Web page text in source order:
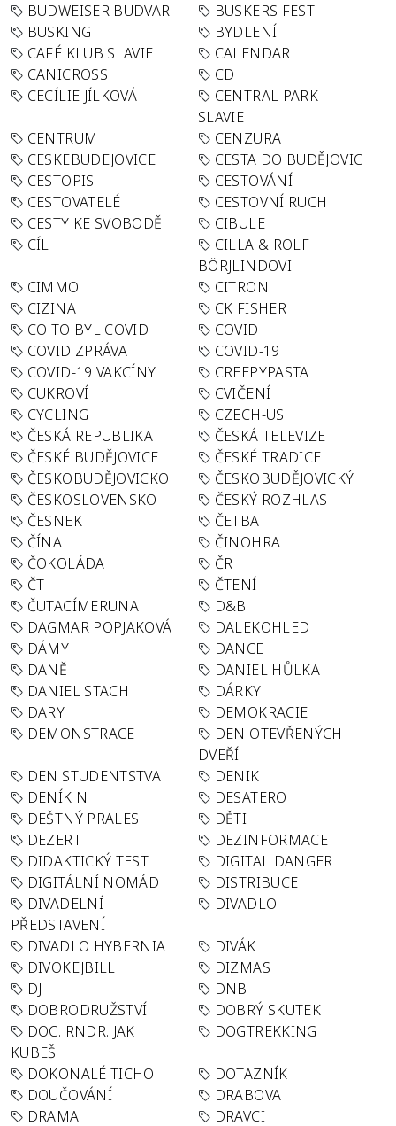
BUDWEISER BUDVAR
BUSKERS FEST
BUSKING
BYDLENÍ
CAFÉ KLUB SLAVIE
CALENDAR
CANICROSS
CD
CECÍLIE JÍLKOVÁ
CENTRAL PARK
SLAVIE
CENTRUM
CENZURA
CESKEBUDEJOVICE
CESTA DO BUDĚJOVIC
CESTOPIS
CESTOVÁNÍ
CESTOVATELÉ
CESTOVNÍ RUCH
CESTY KE SVOBODĚ
CIBULE
CÍL
CILLA & ROLF
BÖRJLINDOVI
CIMMO
CITRON
CIZINA
CK FISHER
CO TO BYL COVID
COVID
COVID ZPRÁVA
COVID-19
COVID-19 VAKCÍNY
CREEPYPASTA
CUKROVÍ
CVIČENÍ
CYCLING
CZECH-US
ČESKÁ REPUBLIKA
ČESKÁ TELEVIZE
ČESKÉ BUDĚJOVICE
ČESKÉ TRADICE
ČESKOBUDĚJOVICKO
ČESKOBUDĚJOVICKÝ
ČESKOSLOVENSKO
ČESKÝ ROZHLAS
ČESNEK
ČETBA
ČÍNA
ČINOHRA
ČOKOLÁDA
ČR
ČT
ČTENÍ
ČUTACÍMERUNA
D&B
DAGMAR POPJAKOVÁ
DALEKOHLED
DÁMY
DANCE
DANĚ
DANIEL HŮLKA
DANIEL STACH
DÁRKY
DARY
DEMOKRACIE
DEMONSTRACE
DEN OTEVŘENÝCH
DVEŘÍ
DEN STUDENTSTVA
DENIK
DENÍK N
DESATERO
DEŠTNÝ PRALES
DĚTI
DEZERT
DEZINFORMACE
DIDAKTICKÝ TEST
DIGITAL DANGER
DIGITÁLNÍ NOMÁD
DISTRIBUCE
DIVADELNÍ
PŘEDSTAVENÍ
DIVADLO
DIVADLO HYBERNIA
DIVÁK
DIVOKEJBILL
DIZMAS
DJ
DNB
DOBRODRUŽSTVÍ
DOBRÝ SKUTEK
DOC. RNDR. JAK
KUBEŠ
DOGTREKKING
DOKONALÉ TICHO
DOTAZNÍK
DOUČOVÁNÍ
DRABOVA
DRAMA
DRAVCI